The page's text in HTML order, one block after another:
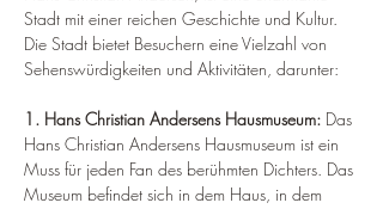
Stadt mit einer reichen Geschichte und Kultur.
Die Stadt bietet Besuchern eine Vielzahl von
Sehenswürdigkeiten und Aktivitäten, darunter:
1. Hans Christian Andersens Hausmuseum: Das
Hans Christian Andersens Hausmuseum ist ein
Muss für jeden Fan des berühmten Dichters. Das
Museum befindet sich in dem Haus, in dem